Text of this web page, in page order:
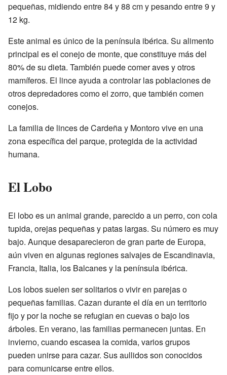
pequeñas, midiendo entre 84 y 88 cm y pesando entre 9 y
12 kg.
Este animal es único de la península ibérica. Su alimento
principal es el conejo de monte, que constituye más del
80% de su dieta. También puede comer aves y otros
mamíferos. El lince ayuda a controlar las poblaciones de
otros depredadores como el zorro, que también comen
conejos.
La familia de linces de Cardeña y Montoro vive en una
zona específica del parque, protegida de la actividad
humana.
El Lobo
El lobo es un animal grande, parecido a un perro, con cola
tupida, orejas pequeñas y patas largas. Su número es muy
bajo. Aunque desaparecieron de gran parte de Europa,
aún viven en algunas regiones salvajes de Escandinavia,
Francia, Italia, los Balcanes y la península ibérica.
Los lobos suelen ser solitarios o vivir en parejas o
pequeñas familias. Cazan durante el día en un territorio
fijo y por la noche se refugian en cuevas o bajo los
árboles. En verano, las familias permanecen juntas. En
invierno, cuando escasea la comida, varios grupos
pueden unirse para cazar. Sus aullidos son conocidos
para comunicarse entre ellos.